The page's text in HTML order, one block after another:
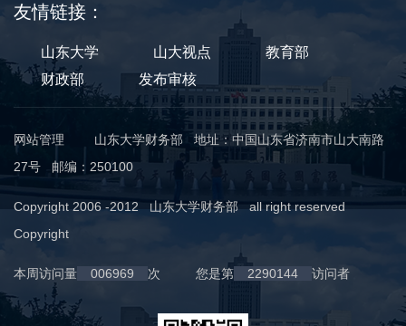
友情链接：
山东大学 山大视点
教育部
财政部
发布审核
网站管理
山东大学财务部 地址：中国山东省济南市山大南路
27号 邮编：250100
Copyright 2006 -2012 山东大学财务部 all right reserved
Copyright
本周访问量 006969 次 您是第 2290144 访问者